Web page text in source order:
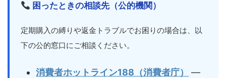
困ったときの相談先（公的機関）
定期購入の縛りや返金トラブルでお困りの場合は、以
下の公的窓口にご相談ください。
消費者ホットライン188（消費者庁）
―